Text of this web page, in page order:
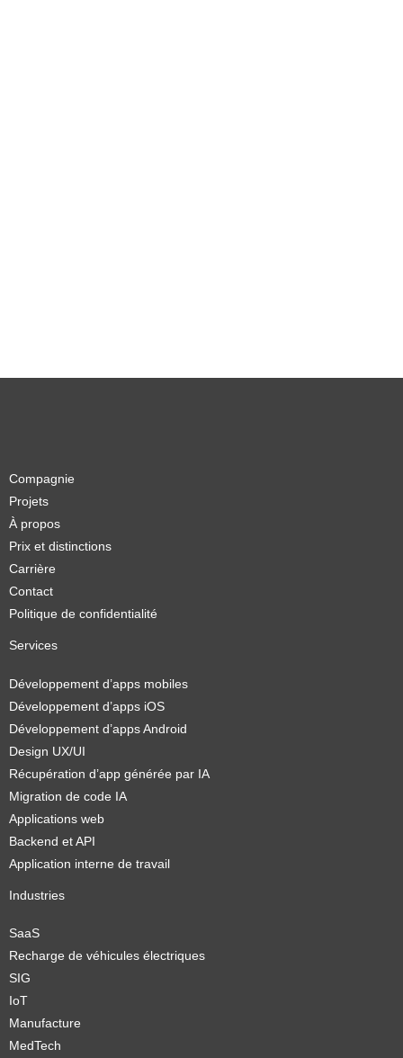
Compagnie
Projets
À propos
Prix et distinctions
Carrière
Contact
Politique de confidentialité
Services
Développement d’apps mobiles
Développement d’apps iOS
Développement d’apps Android
Design UX/UI
Récupération d’app générée par IA
Migration de code IA
Applications web
Backend et API
Application interne de travail
Industries
SaaS
Recharge de véhicules électriques
SIG
IoT
Manufacture
MedTech